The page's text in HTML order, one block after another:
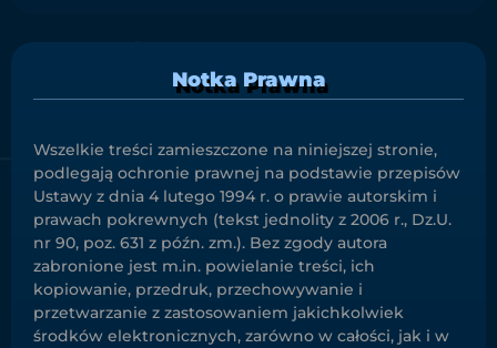
Notka Prawna
Wszelkie treści zamieszczone na niniejszej stronie,
podlegają ochronie prawnej na podstawie przepisów
Ustawy z dnia 4 lutego 1994 r. o prawie autorskim i
prawach pokrewnych (tekst jednolity z 2006 r., Dz.U.
nr 90, poz. 631 z późn. zm.). Bez zgody autora
zabronione jest m.in. powielanie treści, ich
kopiowanie, przedruk, przechowywanie i
przetwarzanie z zastosowaniem jakichkolwiek
środków elektronicznych, zarówno w całości, jak i w